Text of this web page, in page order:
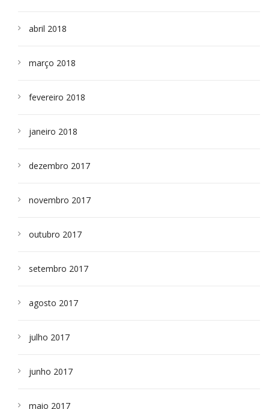
abril 2018
março 2018
fevereiro 2018
janeiro 2018
dezembro 2017
novembro 2017
outubro 2017
setembro 2017
agosto 2017
julho 2017
junho 2017
maio 2017